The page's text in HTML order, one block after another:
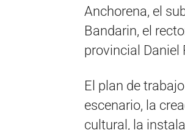
Anchorena, el
Bandarin, el
provincial Daniel
El plan de
escenario, la
cultural, la